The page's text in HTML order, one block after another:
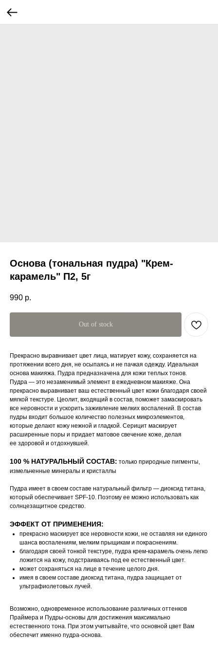
Основа (тональная пудра) "Крем-
карамель" П2, 5г
990 р.
Out of stock
Прекрасно выравнивает цвет лица, матирует кожу, сохраняется на
протяжении всего дня, не осыпаясь и не пачкая одежду. Идеальная
основа макияжа. Пудра предназначена для кожи теплых тонов.
Пудра — это незаменимый элемент в ежедневном макияже. Она
прекрасно выравнивает ваш естественный цвет кожи благодаря своей
мягкой текстуре. Цеолит, входящий в состав, поможет замаскировать
все неровности и ускорить заживление мелких воспалений. В состав
пудры входит большое количество полезных микроэлементов,
которые делают кожу нежной и гладкой. Серицит маскирует
расширенные поры и придает матовое свечение коже, делая
ее здоровой и отдохнувшей.
100 % НАТУРАЛЬНЫЙ СОСТАВ: только природные пигменты,
измельченные минералы и кристаллы
Пудра имеет в своем составе натуральный фильтр — диоксид титана,
который обеспечивает SPF-10. Поэтому ее можно использовать как
солнцезащитное средство.
ЭФФЕКТ ОТ ПРИМЕНЕНИЯ:
прекрасно маскирует все неровности кожи, не оставляя ни единого
шанса воспалениям, мелким прыщикам и покраснениям.
благодаря своей тонкой текстуре, пудра крем-карамель очень легко
ложится на кожу, подстраиваясь под ее естественный цвет.
может сохраняться на лице в течение целого дня.
имея в своем составе диоксид титана, пудра защищает от
ультрафиолетовых лучей.
Возможно, одновременное использование различных оттенков
Праймера и Пудры-основы для достижения максимально
естественного тона. При этом учитывайте, что основной цвет Вам
обеспечит именно пудра-основа.